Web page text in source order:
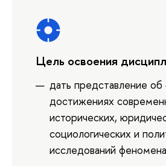
Цель освоения
дать представление об
достижениях
исторических,
социологических и
исследований